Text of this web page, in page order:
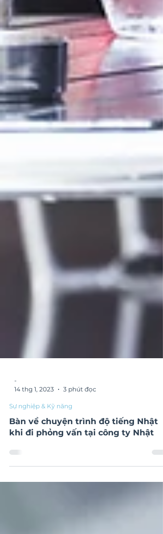
-
14 thg 1, 2023
3 phút đọc
Bàn về chuyện trình độ tiếng Nhật
khi đi phỏng vấn tại công ty Nhật